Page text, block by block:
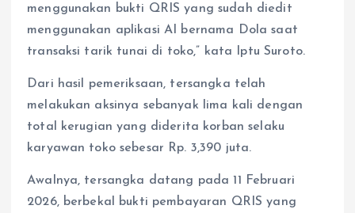
menggunakan bukti QRIS yang sudah diedit
menggunakan aplikasi AI bernama Dola saat
transaksi tarik tunai di toko,” kata Iptu Suroto.
Dari hasil pemeriksaan, tersangka telah
melakukan aksinya sebanyak lima kali dengan
total kerugian yang diderita korban selaku
karyawan toko sebesar Rp. 3,390 juta.
Awalnya, tersangka datang pada 11 Februari
2026, berbekal bukti pembayaran QRIS yang